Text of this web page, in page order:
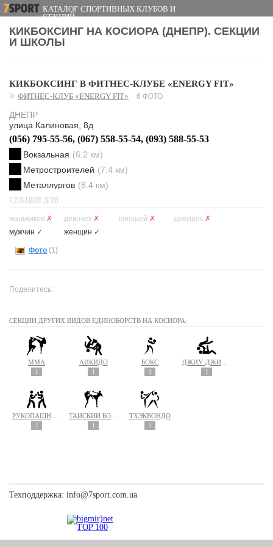
КАТАЛОГ СПОРТИВНЫХ КЛУБОВ И
СЕКЦИЙ
КИКБОКСИНГ НА КОСИОРА (ДНЕПР). СЕКЦИИ
И ШКОЛЫ
КИКБОКСИНГ В ФИТНЕС-КЛУБЕ «ENERGY FIT»
ФИТНЕС-КЛУБ «ENERGY FIT» 6 ФОТО
ДНЕПР
улица Калиновая, 8д
(056) 795-55-56, (067) 558-55-54, (093) 588-55-53
Вокзальная (6.2 км)
Метростроителей (7.4 км)
Металлургов (8.4 км)
СЕКЦИЯ ДЛЯ
мальчиков ✗ девочек ✗ юношей ✗ девушек ✗
мужчин ✓ женщин ✓
Фото (1)
Поделитесь:
СЕКЦИИ ДРУГИХ ВИДОВ ЕДИНОБОРСТВ НА КОСИОРА:
MMA
1
АЙКИДО
1
БОКС
1 1
1 1
ТХЭКВОНДО
1
Техподдержка: info@7sport.com.ua